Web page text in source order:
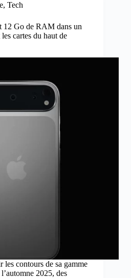
, Tech
12 Go de RAM dans un
cartes du haut de
les contours de sa gamme
2025, des